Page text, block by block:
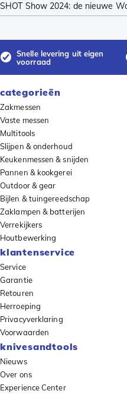
SHOT Show 2024: de nieuwe
Snelle levering uit eigen
voorraad
categorieën
Zakmessen
Vaste messen
Multitools
Slijpen & onderhoud
Keukenmessen & snijden
Pannen & kookgerei
Outdoor & gear
Bijlen & tuingereedschap
Zaklampen & batterijen
Verrekijkers
Houtbewerking
klantenservice
Service
Garantie
Retouren
Herroeping
Privacyverklaring
Voorwaarden
knivesandtools
Nieuws
Over ons
Experience Center